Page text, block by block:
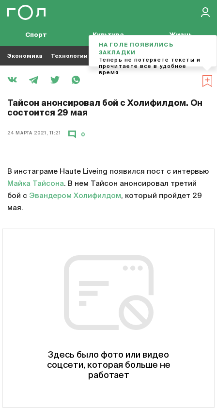
Спорт Культура Жизнь
Экономика Технологии Кино Футбол
Тайсон анонсировал бой с Холифилдом. Он
состоится 29 мая
24 МАРТА 2021, 11:21 0
В инстаграме Haute Liveing появился пост с интервью
Майка Тайсона. В нем Тайсон анонсировал третий
бой с Эвандером Холифилдом, который пройдет 29
мая.
Здесь было фото или видео
соцсети, которая больше не
работает
НА ГОЛЕ ПОЯВИЛИСЬ
ЗАКЛАДКИ
Теперь не потеряете тексты и
прочитаете все в удобное
время